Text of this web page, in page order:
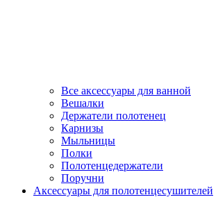
Все аксессуары для ванной
Вешалки
Держатели полотенец
Карнизы
Мыльницы
Полки
Полотенцедержатели
Поручни
Аксессуары для полотенцесушителей